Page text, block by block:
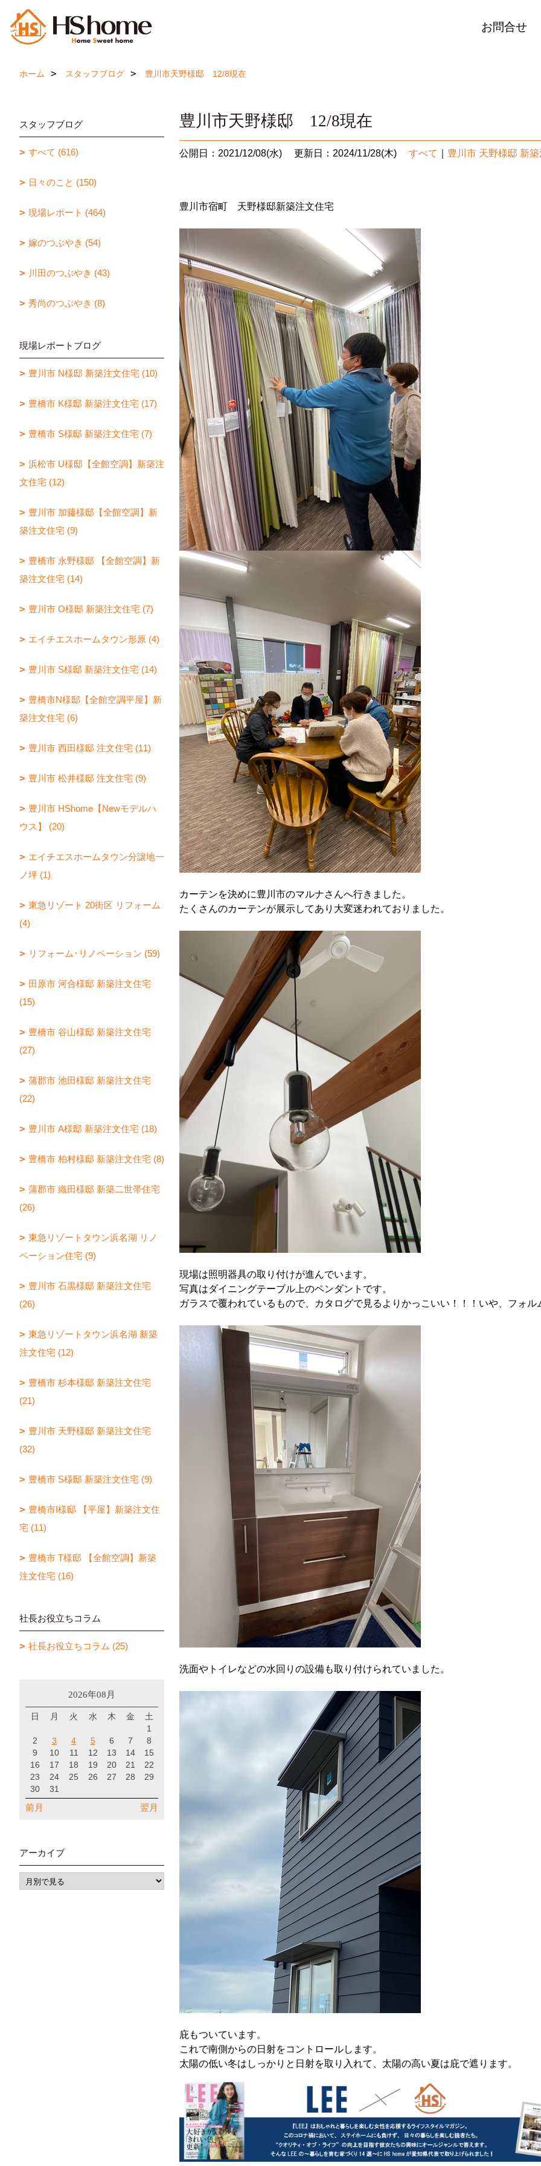
お問合せ
ホーム スタッフブログ 豊川市天野様邸 12/8現在
豊川市天野様邸 12/8現在
公開日：2021/12/08(水) 更新日：2024/11/28(木) すべて 豊川市 天野様邸 新
豊川市宿町 天野様邸新築注文住宅
カーテンを決めに豊川市のマルナさんへ行きました。
たくさんのカーテンが展示してあり大変迷われておりました。
現場は照明器具の取り付けが進んでいます。
写真はダイニングテーブル上のペンダントです。
ガラスで覆われているもので、カタログで見るよりかっこいい！！！いや、フォル
洗面やトイレなどの水回りの設備も取り付けられていました。
庇もついています。
これで南側からの日射をコントロールします。
太陽の低い冬はしっかりと日射を取り入れて、太陽の高い夏は庇で遮ります。
スタッフブログ
すべて (616)
日々のこと (150)
現場レポート (464)
嫁のつぶやき (54)
川田のつぶやき (43)
秀尚のつぶやき (8)
現場レポートブログ
豊川市 N様邸 新築注文住宅 (10)
豊橋市 K様邸 新築注文住宅 (17)
豊橋市 S様邸 新築注文住宅 (7)
浜松市 U様邸【全館空調】新築注
文住宅 (12)
豊川市 加藤様邸【全館空調】新
築注文住宅 (9)
豊橋市 永野様邸 【全館空調】新
築注文住宅 (14)
豊川市 O様邸 新築注文住宅 (7)
エイチエスホームタウン形原 (4)
豊川市 S様邸 新築注文住宅 (14)
豊橋市N様邸【全館空調平屋】新
築注文住宅 (6)
豊川市 西田様邸 注文住宅 (11)
豊川市 松井様邸 注文住宅 (9)
豊川市 HShome【Newモデルハ
ウス】 (20)
エイチエスホームタウン分譲地一
ノ坪 (1)
東急リゾート 20街区 リフォーム
(4)
リフォーム･リノベーション (59)
田原市 河合様邸 新築注文住宅
(15)
豊橋市 谷山様邸 新築注文住宅
(27)
蒲郡市 池田様邸 新築注文住宅
(22)
豊川市 A様邸 新築注文住宅 (18)
豊橋市 柏村様邸 新築注文住宅 (8)
蒲郡市 織田様邸 新築二世帯住宅
(26)
東急リゾートタウン浜名湖 リノ
ベーション住宅 (9)
豊川市 石黒様邸 新築注文住宅
(26)
東急リゾートタウン浜名湖 新築
注文住宅 (12)
豊橋市 杉本様邸 新築注文住宅
(21)
豊川市 天野様邸 新築注文住宅
(32)
豊橋市 S様邸 新築注文住宅 (9)
豊橋市I様邸 【平屋】新築注文住
宅 (11)
豊橋市 T様邸 【全館空調】新築
注文住宅 (16)
社長お役立ちコラム
社長お役立ちコラム (25)
2026年08月
日 月 火 水 木 金
土
1
2
3 4 5 6 7
8
9
10 11 12 13 14
15
16
17 18 19 20 21
22
23
24 25 26 27 28
29
30
31
前月 翌月
アーカイブ